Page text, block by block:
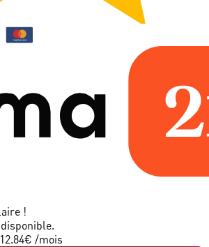
!
12.84€ /mois